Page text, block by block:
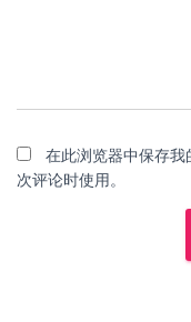
在此浏览器中保存
次评论时使用。